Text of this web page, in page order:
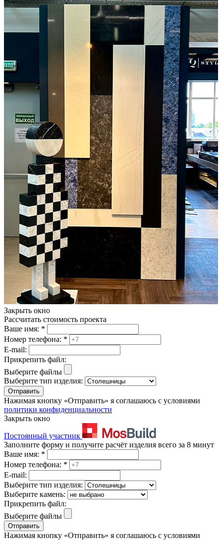
Закрыть окно
Рассчитать стоимость проекта
Ваше имя: *
Номер телефона: *
E-mail:
Прикрепить файл:
Выберите файлы
Выберите тип изделия:
Отправить
Нажимая кнопку «Отправить» я соглашаюсь с условиями
политики конфиденциальности
Закрыть окно
Постоянный участник
Заполните форму и получите расчёт изделия всего за 8 минут
Ваше имя: *
Номер телефона: *
E-mail:
Выберите тип изделия:
Выберите камень:
Прикрепить файл:
Выберите файлы
Отправить
Нажимая кнопку «Отправить» я соглашаюсь с условиями